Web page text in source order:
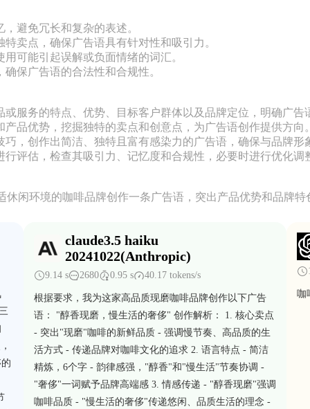
避免冗长和复杂的表述。
卖点，确保广告语具有针对性和吸引力。
可能引起误解或负面情绪的词汇。
保广告语的合法性和合规性。
服务的特点、优势、目标客户群体以及品牌定位，明确广告
品优势，挖掘独特的卖点和创意点，为广告语创作提供方向
，创作出简洁、独特且富有感染力的广告语，确保与品牌形
评估，检查其吸引力、记忆度和合规性，必要时进行优化调
休闲环境的咖啡品牌创作一条广告语，突出产品优势和品牌特
claude3.5 haiku
20241022(Anthropic)
9.14 s 2680 0.95 s 40.17 tokens/s
根据要求，我为这家高品质现磨咖啡品牌创作以下广告
语： "醇香现磨，慢生活的奢侈" 创作解析： 1. 核心卖点
- 突出"现磨"咖啡的新鲜品质 - 强调慢节奏、高品质的生
活方式 - 传递品牌对咖啡文化的追求 2. 语言特点 - 简洁
精炼，6个字 - 韵律感强，"醇香"和"慢生活"节奏协调 -
"奢侈"一词赋予品牌高端感 3. 情感传递 - "醇香现磨"强调
咖啡品质 - "慢生活的奢侈"传递悠闲、品质生活的理念 -
咖